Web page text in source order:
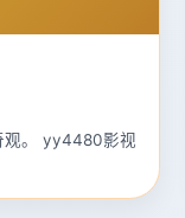
观。 yy4480影视